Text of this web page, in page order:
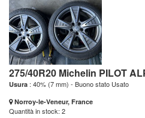
275/40R20 Michelin PILOT
Usura : 40% (7 mm) - Buono stato Usato
Norroy-le-Veneur, France
Quantità in stock: 2